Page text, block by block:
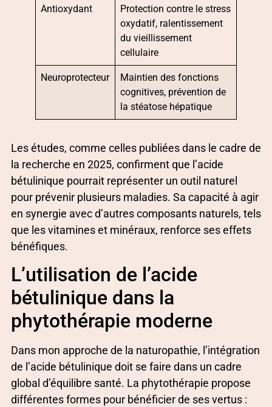
Antioxydant
Protection contre le stress
oxydatif, ralentissement
du vieillissement
cellulaire
Neuroprotecteur
Maintien des fonctions
cognitives, prévention de
la stéatose hépatique
Les études, comme celles publiées dans le cadre de
la recherche en 2025, confirment que l’acide
bétulinique pourrait représenter un outil naturel
pour prévenir plusieurs maladies. Sa capacité à agir
en synergie avec d’autres composants naturels, tels
que les vitamines et minéraux, renforce ses effets
bénéfiques.
L’utilisation de l’acide
bétulinique dans la
phytothérapie moderne
Dans mon approche de la naturopathie, l’intégration
de l’acide bétulinique doit se faire dans un cadre
global d’équilibre santé. La phytothérapie propose
différentes formes pour bénéficier de ses vertus :